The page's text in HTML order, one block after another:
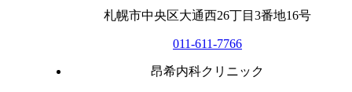
札幌市中央区大通西26丁目3番地16号
011-611-7766
昂希内科クリニック